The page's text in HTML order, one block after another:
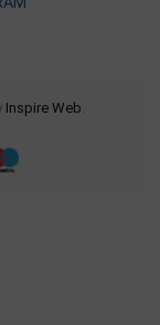
Inspire Web.